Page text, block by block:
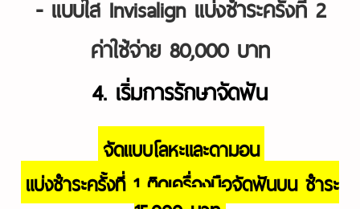
ค่าใช้จ่าย 80,000 บาท
4. เริ่มการรักษาจัดฟัน
จัดแบบโลหะและดามอน
แบ่งชำระครั้งที่ 1 ติดเครื่องมือจัดฟันบน ชำระ